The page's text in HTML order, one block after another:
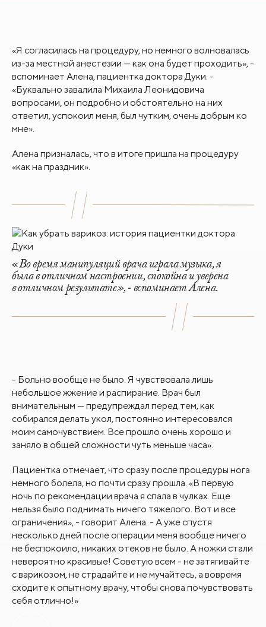
«Я согласилась на процедуру, но немного волновалась
из-за местной анестезии — как она будет проходить», -
вспоминает Алена, пациентка доктора Дуки. -
«Буквально завалила Михаила Леонидовича
вопросами, он подробно и обстоятельно на них
ответил, успокоил меня, был чутким, очень добрым ко
мне».
Алена призналась, что в итоге пришла на процедуру
«как на праздник».
«Во время манипуляций врача играла музыка, я
была в отличном настроении, спокойна и уверена
в отличном результате», - вспоминает Алена.
- Больно вообще не было. Я чувствовала лишь
небольшое жжение и распирание. Врач был
внимательным — предупреждал перед тем, как
собирался делать укол, постоянно интересовался
моим самочувствием. Все прошло очень хорошо и
заняло в общей сложности чуть меньше часа».
Пациентка отмечает, что сразу после процедуры нога
немного болела, но почти сразу прошла. «В первую
ночь по рекомендации врача я спала в чулках. Еще
нельзя было поднимать ничего тяжелого. Вот и все
ограничения», - говорит Алена. - А уже спустя
несколько дней после операции меня вообще ничего
не беспокоило, никаких отеков не было. А ножки стали
невероятно красивые! Советую всем - не затягивайте
с варикозом, не страдайте и не мучайтесь, а вовремя
сходите к опытному врачу, чтобы снова почувствовать
себя отлично!»